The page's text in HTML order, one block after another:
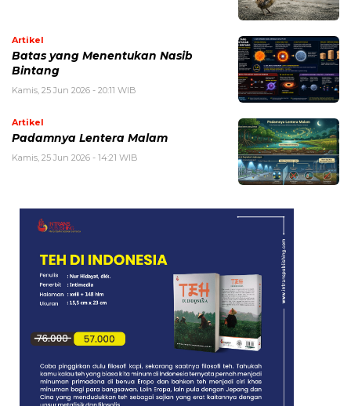
Artikel
Batas yang Menentukan Nasib
Bintang
Kamis, 25 Jun 2026 - 20:11 WIB
Artikel
Padamnya Lentera Malam
Kamis, 25 Jun 2026 - 14:21 WIB